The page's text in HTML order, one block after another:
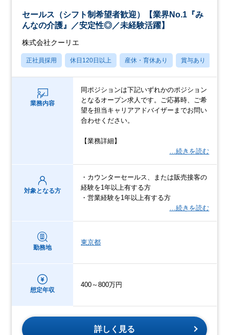
セールス（シフト制希望者歓迎）【業界No.1『み
んなの介護』／安定性◎／未経験活躍】
株式会社クーリエ
正社員採用 休日120日以上 産休・育休あり 賞与あり
業務内容
同ポジションは下記いずれかのポジション
となるオープン求人です。ご応募時、ご希
望を担当キャリアアドバイザーまでお問い
合わせください。
【業務詳細】
…続きを読む
対象となる方
・カウンターセールス、または販売接客の
経験を1年以上有する方
・営業経験を1年以上有する方
…続きを読む
勤務地
東京都
想定年収
400～800万円
詳しく見る